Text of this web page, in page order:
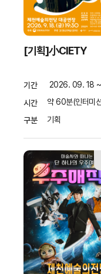
[기획]小CIETY
기간
2026. 09. 18 ~
시간
약 60분(인터미
구분
기획